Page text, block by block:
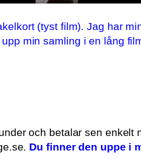
(tyst film). Jag har
min samling i en lång
och betalar sen enkelt
Du finner den uppe i